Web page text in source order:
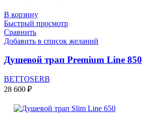
В корзину
Быстрый просмотр
Сравнить
Добавить в список желаний
Душевой трап Premium Line 850
BETTOSERB
28 600 ₽